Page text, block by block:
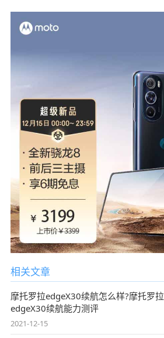
相关文章
摩托罗拉edgeX30续航怎么样?摩托罗拉
edgeX30续航能力测评
2021-12-15